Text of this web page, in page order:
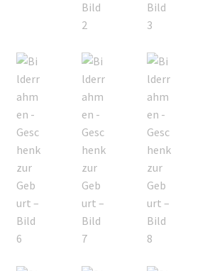
Versandarten
Warenkorb
Zahlungsarten